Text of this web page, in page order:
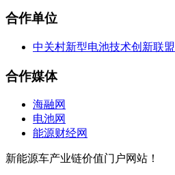
合作单位
中关村新型电池技术创新联盟
合作媒体
海融网
电池网
能源财经网
新能源车产业链价值门户网站！